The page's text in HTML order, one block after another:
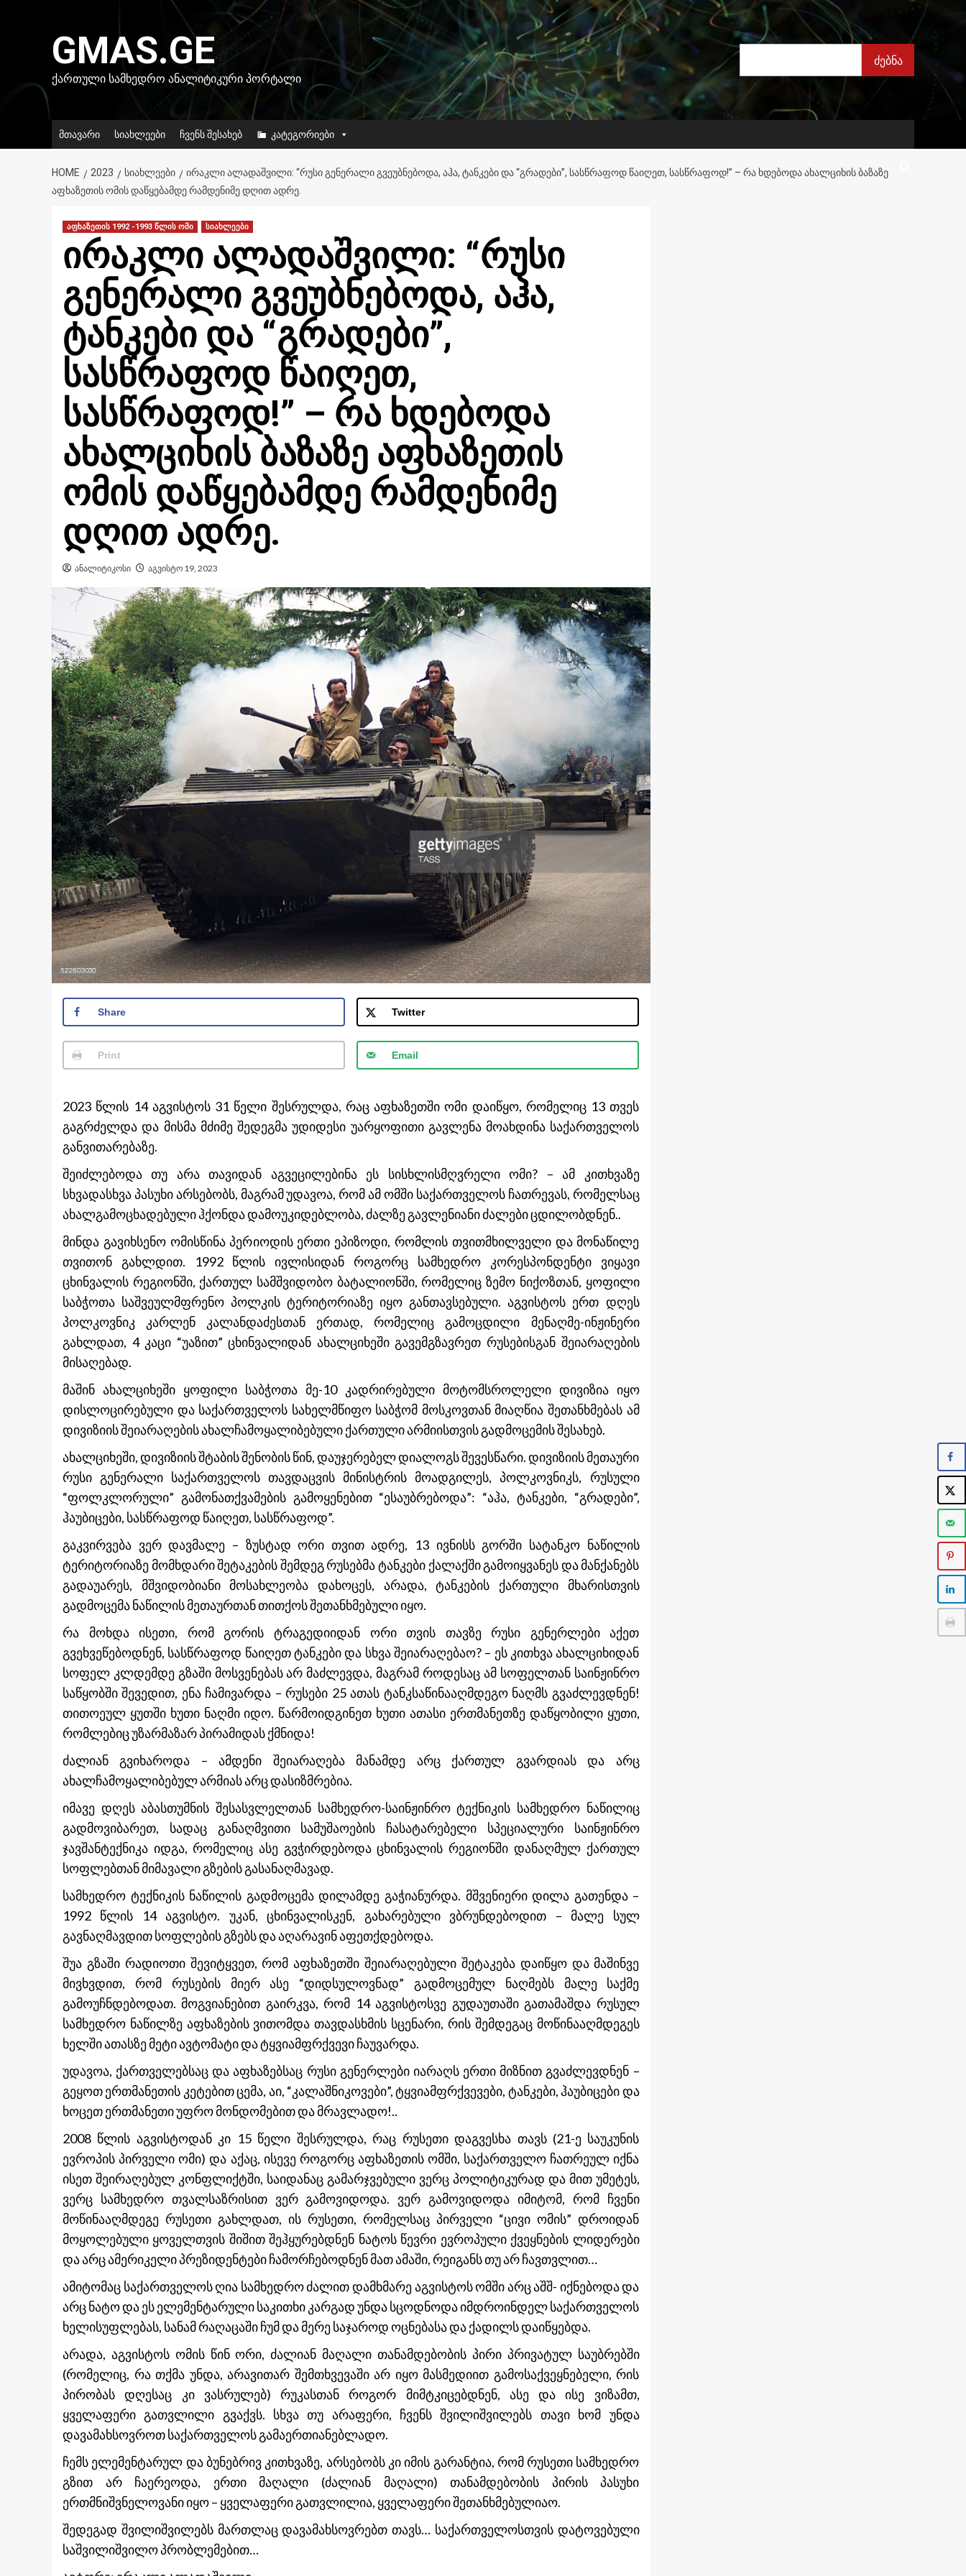
GMAS.GE
ᲥᲐᲠᲗᲣᲚᲘ ᲡᲐᲛᲮᲔᲓᲠᲝ ᲐᲜᲐᲚᲘᲢᲘᲙᲣᲠᲘ ᲞᲝᲠᲢᲐᲚᲘ
ძებნა
ძებნა
მთავარი სიახლეები ჩვენს შესახებ კატეგორიები
HOME 2023 ᲡᲘᲐᲮᲚᲔᲔᲑᲘ
ᲘᲠᲐᲙᲚᲘ ᲐᲚᲐᲓᲐᲨᲕᲘᲚᲘ: “ᲠᲣᲡᲘ ᲒᲔᲜᲔᲠᲐᲚᲘ ᲒᲕᲔᲣᲑᲜᲔᲑᲝᲓᲐ, ᲐᲰᲐ, ᲢᲐᲜᲙᲔᲑᲘ ᲓᲐ “ᲒᲠᲐᲓᲔᲑᲘ”, ᲡᲐᲡᲬᲠᲐᲤᲝᲓ ᲬᲐᲘᲦᲔᲗ, ᲡᲐᲡᲬᲠᲐᲤᲝᲓ!” – ᲠᲐ ᲮᲓᲔᲑᲝᲓᲐ ᲐᲮᲐᲚᲪᲘᲮᲘᲡ ᲑᲐᲖᲐᲖᲔ
ᲐᲤᲮᲐᲖᲔᲗᲘᲡ ᲝᲛᲘᲡ ᲓᲐᲬᲧᲔᲑᲐᲛᲓᲔ ᲠᲐᲛᲓᲔᲜᲘᲛᲔ ᲓᲦᲘᲗ ᲐᲓᲠᲔ.
აფხაზეთის 1992 -1993 წლის ომი სიახლეები
ირაკლი ალადაშვილი: “რუსი
გენერალი გვეუბნებოდა, აჰა,
ტანკები და “გრადები”,
სასწრაფოდ წაიღეთ,
სასწრაფოდ!” – რა ხდებოდა
ახალციხის ბაზაზე აფხაზეთის
ომის დაწყებამდე რამდენიმე
დღით ადრე.
ანალიტიკოსი აგვისტო 19, 2023
Share Twitter
Print Email
2023 წლის 14 აგვისტოს 31 წელი შესრულდა, რაც აფხაზეთში ომი დაიწყო, რომელიც 13 თვეს
გაგრძელდა და მისმა მძიმე შედეგმა უდიდესი უარყოფითი გავლენა მოახდინა საქართველოს
განვითარებაზე.
შეიძლებოდა თუ არა თავიდან აგვეცილებინა ეს სისხლისმღვრელი ომი? – ამ კითხვაზე
სხვადასხვა პასუხი არსებობს, მაგრამ უდავოა, რომ ამ ომში საქართველოს ჩათრევას, რომელსაც
ახალგამოცხადებული ჰქონდა დამოუკიდებლობა, ძალზე გავლენიანი ძალები ცდილობდნენ..
მინდა გავიხსენო ომისწინა პერიოდის ერთი ეპიზოდი, რომლის თვითმხილველი და მონაწილე
თვითონ გახლდით. 1992 წლის ივლისიდან როგორც სამხედრო კორესპონდენტი ვიყავი
ცხინვალის რეგიონში, ქართულ სამშვიდობო ბატალიონში, რომელიც ზემო ნიქოზთან, ყოფილი
საბჭოთა საშვეულმფრენო პოლკის ტერიტორიაზე იყო განთავსებული. აგვისტოს ერთ დღეს
პოლკოვნიკ კარლენ კალანდაძესთან ერთად, რომელიც გამოცდილი მენაღმე-ინჟინერი
გახლდათ, 4 კაცი “უაზით” ცხინვალიდან ახალციხეში გავემგზავრეთ რუსებისგან შეიარაღების
მისაღებად.
მაშინ ახალციხეში ყოფილი საბჭოთა მე-10 კადრირებული მოტომსროლელი დივიზია იყო
დისლოცირებული და საქართველოს სახელმწიფო საბჭომ მოსკოვთან მიაღწია შეთანხმებას ამ
დივიზიის შეიარაღების ახალჩამოყალიბებული ქართული არმიისთვის გადმოცემის შესახებ.
ახალციხეში, დივიზიის შტაბის შენობის წინ, დაუჯერებელ დიალოგს შევესწარი. დივიზიის მეთაური
რუსი გენერალი საქართველოს თავდაცვის მინისტრის მოადგილეს, პოლკოვნიკს, რუსული
“ფოლკლორული” გამონათქვამების გამოყენებით “ესაუბრებოდა”: “აჰა, ტანკები, “გრადები”,
ჰაუბიცები, სასწრაფოდ წაიღეთ, სასწრაფოდ”.
გაკვირვება ვერ დავმალე – ზუსტად ორი თვით ადრე, 13 ივნისს გორში სატანკო ნაწილის
ტერიტორიაზე მომხდარი შეტაკების შემდეგ რუსებმა ტანკები ქალაქში გამოიყვანეს და მანქანებს
გადაუარეს, მშვიდობიანი მოსახლეობა დახოცეს, არადა, ტანკების ქართული მხარისთვის
გადმოცემა ნაწილის მეთაურთან თითქოს შეთანხმებული იყო.
რა მოხდა ისეთი, რომ გორის ტრაგედიიდან ორი თვის თავზე რუსი გენერლები აქეთ
გვეხვეწებოდნენ, სასწრაფოდ წაიღეთ ტანკები და სხვა შეიარაღებაო? – ეს კითხვა ახალციხიდან
სოფელ კლდემდე გზაში მოსვენებას არ მაძლევდა, მაგრამ როდესაც ამ სოფელთან საინჟინრო
საწყობში შევედით, ენა ჩამივარდა – რუსები 25 ათას ტანკსაწინააღმდეგო ნაღმს გვაძლევდნენ!
თითოეულ ყუთში ხუთი ნაღმი იდო. წარმოიდგინეთ ხუთი ათასი ერთმანეთზე დაწყობილი ყუთი,
რომლებიც უზარმაზარ პირამიდას ქმნიდა!
ძალიან გვიხაროდა – ამდენი შეიარაღება მანამდე არც ქართულ გვარდიას და არც
ახალჩამოყალიბებულ არმიას არც დასიზმრებია.
იმავე დღეს აბასთუმნის შესასვლელთან სამხედრო-საინჟინრო ტექნიკის სამხედრო ნაწილიც
გადმოვიბარეთ, სადაც განაღმვითი სამუშაოების ჩასატარებელი სპეციალური საინჟინრო
ჯავშანტექნიკა იდგა, რომელიც ასე გვჭირდებოდა ცხინვალის რეგიონში დანაღმულ ქართულ
სოფლებთან მიმავალი გზების გასანაღმავად.
სამხედრო ტექნიკის ნაწილის გადმოცემა დილამდე გაჭიანურდა. მშვენიერი დილა გათენდა –
1992 წლის 14 აგვისტო. უკან, ცხინვალისკენ, გახარებული ვბრუნდებოდით – მალე სულ
გავნაღმავდით სოფლების გზებს და აღარავინ აფეთქდებოდა.
შუა გზაში რადიოთი შევიტყვეთ, რომ აფხაზეთში შეიარაღებული შეტაკება დაიწყო და მაშინვე
მივხვდით, რომ რუსების მიერ ასე “დიდსულოვნად” გადმოცემულ ნაღმებს მალე საქმე
გამოუჩნდებოდათ. მოგვიანებით გაირკვა, რომ 14 აგვისტოსვე გუდაუთაში გათამაშდა რუსულ
სამხედრო ნაწილზე აფხაზების ვითომდა თავდასხმის სცენარი, რის შემდეგაც მოწინააღმდეგეს
ხელში ათასზე მეტი ავტომატი და ტყვიამფრქვევი ჩაუვარდა.
უდავოა, ქართველებსაც და აფხაზებსაც რუსი გენერლები იარაღს ერთი მიზნით გვაძლევდნენ –
გეყოთ ერთმანეთის კეტებით ცემა, აი, “კალაშნიკოვები”, ტყვიამფრქვევები, ტანკები, ჰაუბიცები და
ხოცეთ ერთმანეთი უფრო მონდომებით და მრავლადო!..
2008 წლის აგვისტოდან კი 15 წელი შესრულდა, რაც რუსეთი დაგვესხა თავს (21-ე საუკუნის
ევროპის პირველი ომი) და აქაც, ისევე როგორც აფხაზეთის ომში, საქართველო ჩათრეულ იქნა
ისეთ შეირაღებულ კონფლიქტში, საიდანაც გამარჯვებული ვერც პოლიტიკურად და მით უმეტეს,
ვერც სამხედრო თვალსაზრისით ვერ გამოვიდოდა. ვერ გამოვიდოდა იმიტომ, რომ ჩვენი
მოწინააღმდეგე რუსეთი გახლდათ, ის რუსეთი, რომელსაც პირველი “ცივი ომის” დროიდან
მოყოლებული ყოველთვის შიშით შეჰყურებდნენ ნატოს წევრი ევროპული ქვეყნების ლიდერები
და არც ამერიკელი პრეზიდენტები ჩამორჩებოდნენ მათ ამაში, რეიგანს თუ არ ჩავთვლით…
ამიტომაც საქართველოს ღია სამხედრო ძალით დამხმარე აგვისტოს ომში არც აშშ- იქნებოდა და
არც ნატო და ეს ელემენტარული საკითხი კარგად უნდა სცოდნოდა იმდროინდელ საქართველოს
ხელისუფლებას, სანამ რაღაცაში ჩუმ და მერე საჯაროდ ოცნებასა და ქადილს დაიწყებდა.
არადა, აგვისტოს ომის წინ ორი, ძალიან მაღალი თანამდებობის პირი პრივატულ საუბრებში
(რომელიც, რა თქმა უნდა, არავითარ შემთხვევაში არ იყო მასმედიით გამოსაქვეყნებელი, რის
პირობას დღესაც კი ვასრულებ) რუკასთან როგორ მიმტკიცებდნენ, ასე და ისე ვიზამთ,
ყველაფერი გათვლილი გვაქვს. სხვა თუ არაფერი, ჩვენს შვილიშვილებს თავი ხომ უნდა
დავამახსოვროთ საქართველოს გამაერთიანებლადო.
ჩემს ელემენტარულ და ბუნებრივ კითხვაზე, არსებობს კი იმის გარანტია, რომ რუსეთი სამხედრო
გზით არ ჩაერეოდა, ერთი მაღალი (ძალიან მაღალი) თანამდებობის პირის პასუხი
ერთმნიშვნელოვანი იყო – ყველაფერი გათვლილია, ყველაფერი შეთანხმებულიაო.
შედეგად შვილიშვილებს მართლაც დავამახსოვრებთ თავს… საქართველოსთვის დატოვებული
საშვილიშვილო პრობლემებით…